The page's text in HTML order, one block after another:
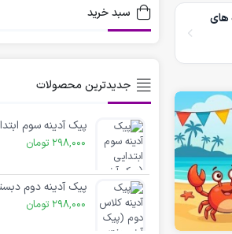
کاربرگ نقاشی نشانه ها
کاربرگ مناسبت ها
های
سبد خرید
جدیدترین محصولات
پیک آدینه سوم
298,000 تومان
پیک آدینه دوم
298,000 تومان